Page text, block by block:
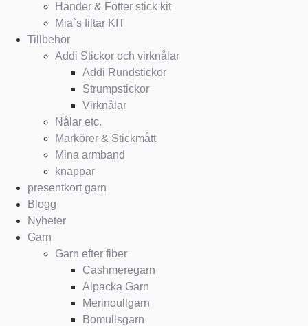
Händer & Fötter stick kit
Mia`s filtar KIT
Tillbehör
Addi Stickor och virknålar
Addi Rundstickor
Strumpstickor
Virknålar
Nålar etc.
Markörer & Stickmått
Mina armband
knappar
presentkort garn
Blogg
Nyheter
Garn
Garn efter fiber
Cashmeregarn
Alpacka Garn
Merinoullgarn
Bomullsgarn